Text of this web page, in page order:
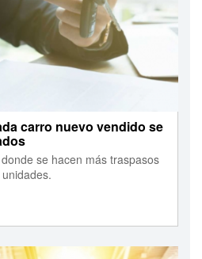
carro nuevo vendido se
se hacen más traspasos